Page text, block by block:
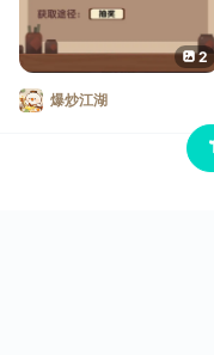
2
爆炒江湖